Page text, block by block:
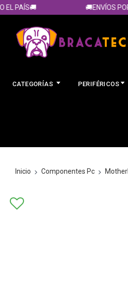
PAÍS🚚 🚚ENVÍOS POR
CATEGORÍAS PERIFÉRICOS
Inicio Componentes Pc